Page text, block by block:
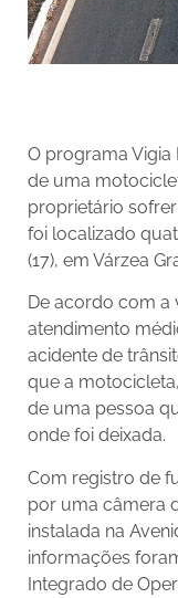
O programa Vigia
de uma
proprietário
foi localizado
(17), em Várzea
De acordo com a
atendimento
acidente de
que a
de uma pessoa
onde foi deixada.
Com registro de
por uma câmera
instalada na
informações
Integrado de